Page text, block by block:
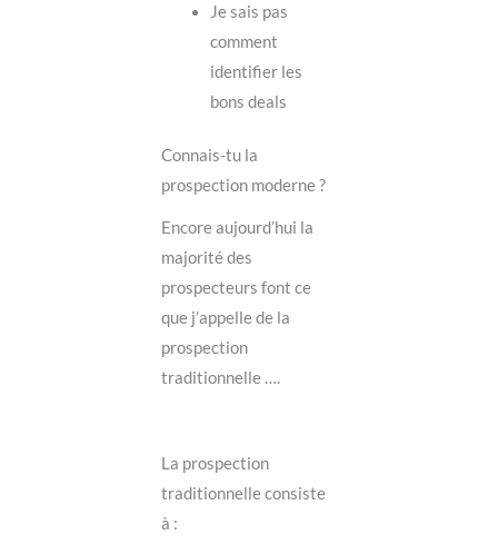
Je sais pas
comment
identifier les
bons deals
Connais-tu la
prospection moderne ?
Encore aujourd’hui la
majorité des
prospecteurs font ce
que j’appelle de la
prospection
traditionnelle ….
La prospection
traditionnelle consiste
à :